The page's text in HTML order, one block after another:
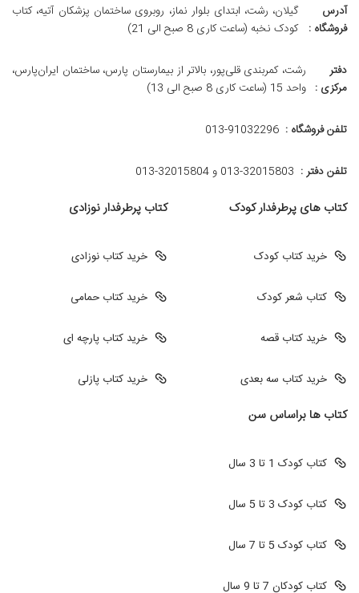
آدرس
فروشگاه :
گیلان، رشت، ابتدای بلوار نماز، روبروی ساختمان پزشکان آتیه، کتاب
کودک نخبه (ساعت کاری 8 صبح الی 21)
دفتر
مرکزی :
رشت، کمربندی قلی‌پور، بالاتر از بیمارستان پارس، ساختمان ایران‌پارس،
واحد 15 (ساعت کاری 8 صبح الی 13)
تلفن فروشگاه : 013-91032296
تلفن دفتر : 013-32015803 و 32015804-013
کتاب های پرطرفدار کودک
خرید کتاب کودک
کتاب شعر کودک
خرید کتاب قصه
خرید کتاب سه بعدی
کتاب پرطرفدار نوزادی
خرید کتاب نوزادی
خرید کتاب حمامی
خرید کتاب پارچه ای
خرید کتاب پازلی
کتاب ها براساس سن
کتاب کودک 1 تا 3 سال
کتاب کودک 3 تا 5 سال
کتاب کودک 5 تا 7 سال
کتاب کودکان 7 تا 9 سال